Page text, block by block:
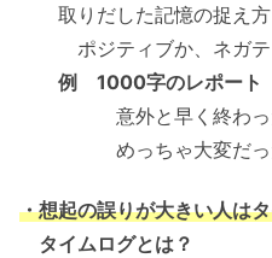
取りだした記憶の捉え方
ポジティブか、ネガテ
例 1000字のレポート
意外と早く終わっ
めっちゃ大変だっ
・想起の誤りが大きい人は
タイムログとは？